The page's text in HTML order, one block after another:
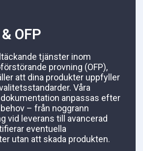
OFP
tjänster inom
provning (OFP),
att dina produkter uppfyller
Våra
anpassas efter
– från noggrann
vid leverans till avancerad
eventuella
utan att skada produkten.